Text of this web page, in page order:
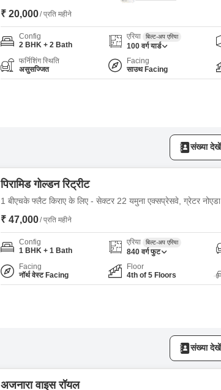
₹ 20,000/ प्रति महीने
Config
2 BHK + 2 Bath
एरिया बिल्ट-अप एरिया
100 वर्ग यार्ड
फर्निशिंग स्थिति
असुसज्जित
Facing
साउथ Facing
संख्या देखें
पिरामिड गोल्डन रिट्रीट
1 बीएचके फ्लैट किराए के लिए - सेक्टर 22 यमुना एक्सप्रेसवे, ग्रेटर नोएडा
₹ 47,000/ प्रति महीने
Config
1 BHK + 1 Bath
एरिया बिल्ट-अप एरिया
840 वर्ग फुट
Facing
नॉर्थ वेस्ट Facing
Floor
4th of 5 Floors
संख्या देखें
अजनारा वाइस रॉयल